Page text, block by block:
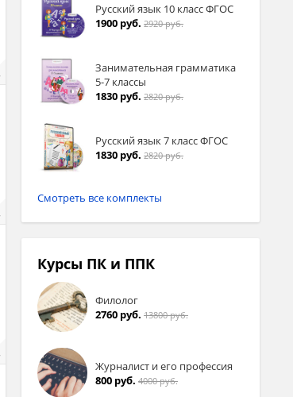
Русский язык 10 класс ФГОС
1900 руб. 2920 руб.
Занимательная грамматика
5-7 классы
1830 руб. 2820 руб.
Русский язык 7 класс ФГОС
1830 руб. 2820 руб.
Смотреть все комплекты
Курсы ПК и ППК
Филолог
2760 руб. 13800 руб.
Журналист и его профессия
800 руб. 4000 руб.